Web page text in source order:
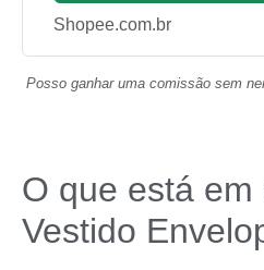
Shopee.com.br
Posso ganhar uma comissão sem
O que está em
Vestido